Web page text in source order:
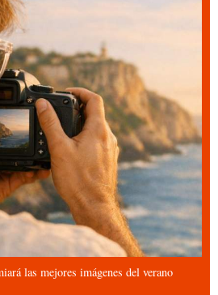
las mejores imágenes del verano